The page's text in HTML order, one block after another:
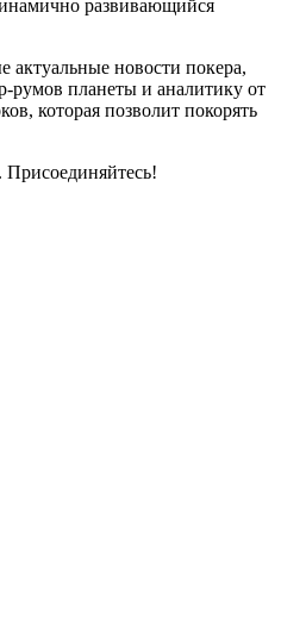
развивающийся
новости покера,
румов планеты и аналитику от
которая позволит покорять